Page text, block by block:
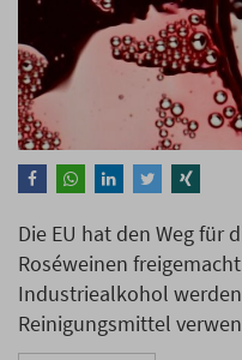
Die EU hat den Weg für
Roséweinen
Industriealkohol
Reinigungsmittel